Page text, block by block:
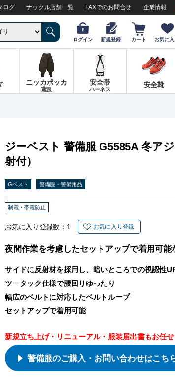
ログ ナックル店舗一覧 FAXでのお問合せ 企業情報
ログイン 新規登録 カート お気に入
ニッカポッカ
鳶服
安全帯
ハーネス
安全靴
ジーベスト 警備服 G5585A 冬ア
射付）
Gベスト 警備服・警備用品
制電・帯電防止
お気に入り登録数： 1 お気に入り登録
夜間作業を考慮したセットアップで着用可能
サイドに反射材を採用し、暗いところでの視認性
ツータック仕様で腰回りゆったり
幅広のベルトに対応したベルトループ
セットアップで着用可能
新規立ち上げ・リニューアル・服装届出書もお任せ
警備服のご購入・お問い合わせはこち